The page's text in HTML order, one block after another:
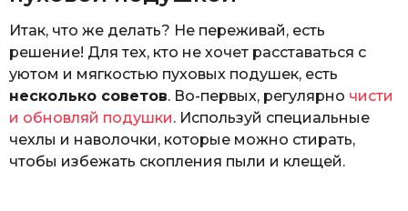
Итак, что же делать? Не переживай, есть
решение! Для тех, кто не хочет расставаться с
уютом и мягкостью пуховых подушек, есть
несколько советов. Во-первых, регулярно чисти
и обновляй подушки. Используй специальные
чехлы и наволочки, которые можно стирать,
чтобы избежать скопления пыли и клещей.